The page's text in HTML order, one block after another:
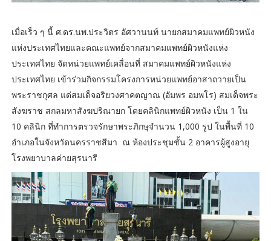
เมื่อเร็ว ๆ นี้ ศ.ดร.นพ.ประวิตร อัศวานนท์ นายกสมาคมแพทย์ผิวหนัง
แห่งประเทศไทยและคณะแพทย์จากสมาคมแพทย์ผิวหนังแห่ง
ประเทศไทย จัดหน่วยแพทย์เคลื่อนที่ สมาคมแพทย์ผิวหนังแห่ง
ประเทศไทย เข้าร่วมกิจกรรมโครงการหน่วยแพทย์อาสาถวายเป็น
พระราชกุศล แด่สมเด็จอริยวงศาคตญาณ (อัมพร อมพโร) สมเด็จพระ
สังฆราช สกลมหาสังฆปริณายก โดยคลินิกแพทย์ผิวหนัง เป็น 1 ใน
10 คลินิก ที่ทำการตรวจรักษาพระภิกษุจำนวน 1,000 รูป ในพื้นที่ 10
อำเภอในจังหวัดนครราชสีมา ณ ห้องประชุมชั้น 2 อาคารผู้สูงอายุ
โรงพยาบาลค่ายสุรนารี